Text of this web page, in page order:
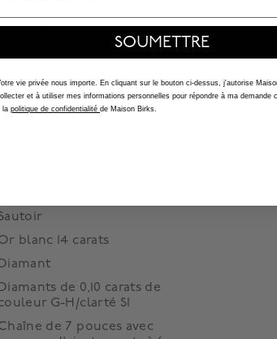
sont réalisés à la main et les pierres
la main.
blanc 14 carats
de 0,10 carats de
G-H/clarté SI
de 7 pouces avec
SOUMETTRE
vie privée nous importe. En cliquant sur le bouton ci-dessus, j'autorise
et à utiliser mes informations personnelles pour répondre à ma demande
la politique de confidentialité de Maison Birks.